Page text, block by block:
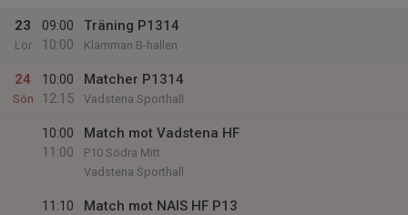
23
Lör
09:00
10:00
Träning P1314
Klämman B-hallen
24
Sön
10:00
12:15
Matcher P1314
Vadstena Sporthall
10:00
11:00
Match mot Vadstena HF
P10 Södra Mitt
Vadstena Sporthall
11:10
Match mot NAIS HF P13